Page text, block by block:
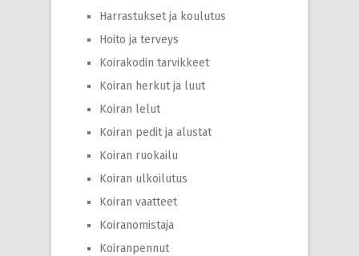
Harrastukset ja koulutus
Hoito ja terveys
Koirakodin tarvikkeet
Koiran herkut ja luut
Koiran lelut
Koiran pedit ja alustat
Koiran ruokailu
Koiran ulkoilutus
Koiran vaatteet
Koiranomistaja
Koiranpennut